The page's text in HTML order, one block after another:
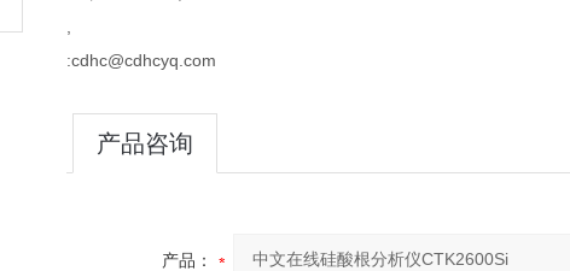
:cdhc@cdhcyq.com
产品咨询
产品：